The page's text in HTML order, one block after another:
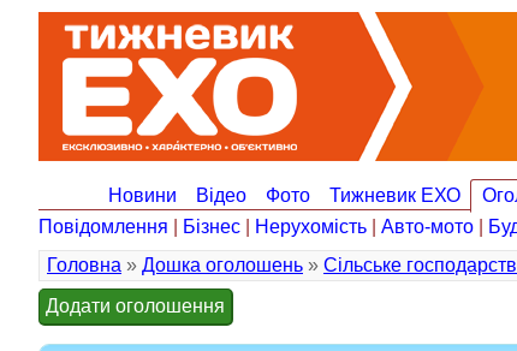
Новини Відео Фото Тижневик ЕХО
Повідомлення
Бізнес Нерухомість Авто-мото
Головна » Дошка оголошень » Сільське
Додати оголошення